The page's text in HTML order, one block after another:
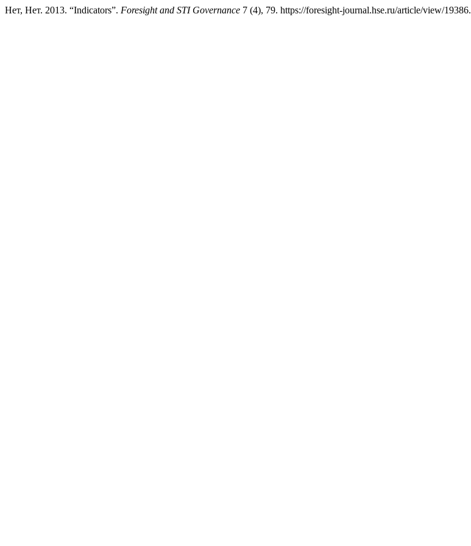
Нет, Нет. 2013. “Indicators”. Foresight and STI Governance 7 (4), 79. https://foresight-journal.hse.ru/article/view/19386.